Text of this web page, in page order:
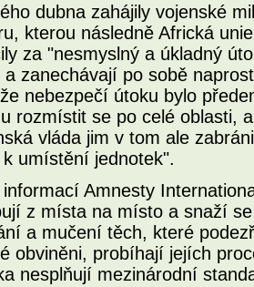
dubna zahájily vojenské
kterou následně Africká
za "nesmyslný a úkladný
a zanechávají po sobě
nebezpečí útoku bylo
rozmístit se po celé oblasti,
vláda jim v tom ale
k umístění jednotek".
informací Amnesty
z místa na místo a snaží
a mučení těch, které
obviněni, probíhají jejích
nesplňují mezinárodní